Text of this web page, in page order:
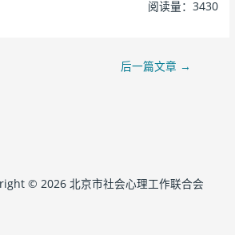
阅读量：3430
后一篇文章 →
© 2026 北京市社会心理工作联合会